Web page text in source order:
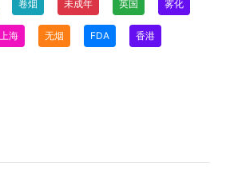
卷烟 未成年 英国 雾化
上海 无烟 FDA 香港